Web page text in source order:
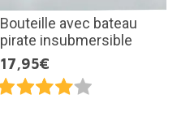
Bouteille avec bateau
pirate insubmersible
17,95€